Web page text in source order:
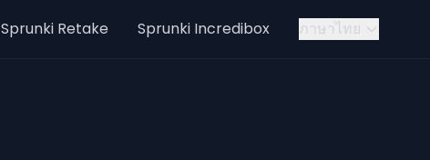
Sprunki Retake Sprunki Incredibox ภาษาไทย